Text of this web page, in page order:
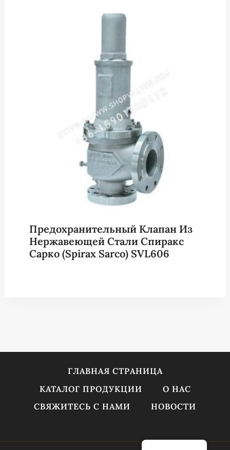
Предохранительный Клапан Из
Нержавеющей Стали Спиракс
Сарко (Spirax Sarco) SVL606
ГЛАВНАЯ СТРАНИЦА
КАТАЛОГ ПРОДУКЦИИ
О НАС
СВЯЖИТЕСЬ С НАМИ
НОВОСТИ